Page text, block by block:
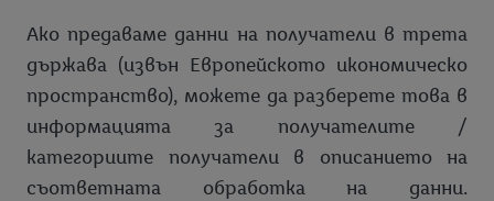
Ако предаваме данни на получатели в трета
държава (извън Европейското икономическо
пространство), можете да разберете това в
информацията за получателите /
категориите получатели в описанието на
съответната обработка на данни.